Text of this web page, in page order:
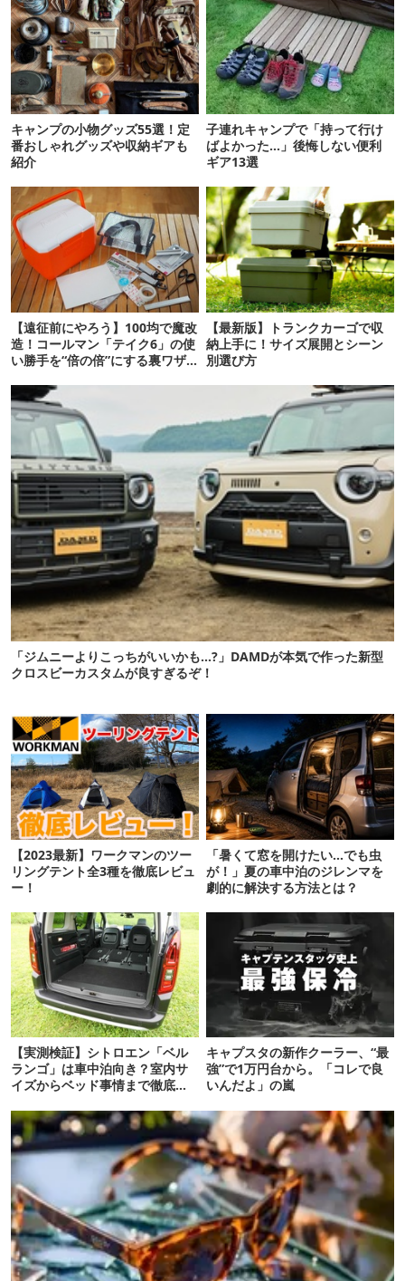
キャンプの小物グッズ55選！定
番おしゃれグッズや収納ギアも
紹介
子連れキャンプで「持って行け
ばよかった…」後悔しない便利
ギア13選
【遠征前にやろう】100均で魔改
造！コールマン「テイク6」の使
い勝手を“倍の倍”にする裏ワザ6
【最新版】トランクカーゴで収
納上手に！サイズ展開とシーン
別選び方
「ジムニーよりこっちがいいかも…?」DAMDが本気で作った新型
クロスビーカスタムが良すぎるぞ！
【2023最新】ワークマンのツー
リングテント全3種を徹底レビュ
ー！
「暑くて窓を開けたい…でも虫
が！」夏の車中泊のジレンマを
劇的に解決する方法とは？
【実測検証】シトロエン「ベル
ランゴ」は車中泊向き？室内サ
イズからベッド事情まで徹底レ
キャプスタの新作クーラー、“最
強”で1万円台から。「コレで良
いんだよ」の嵐